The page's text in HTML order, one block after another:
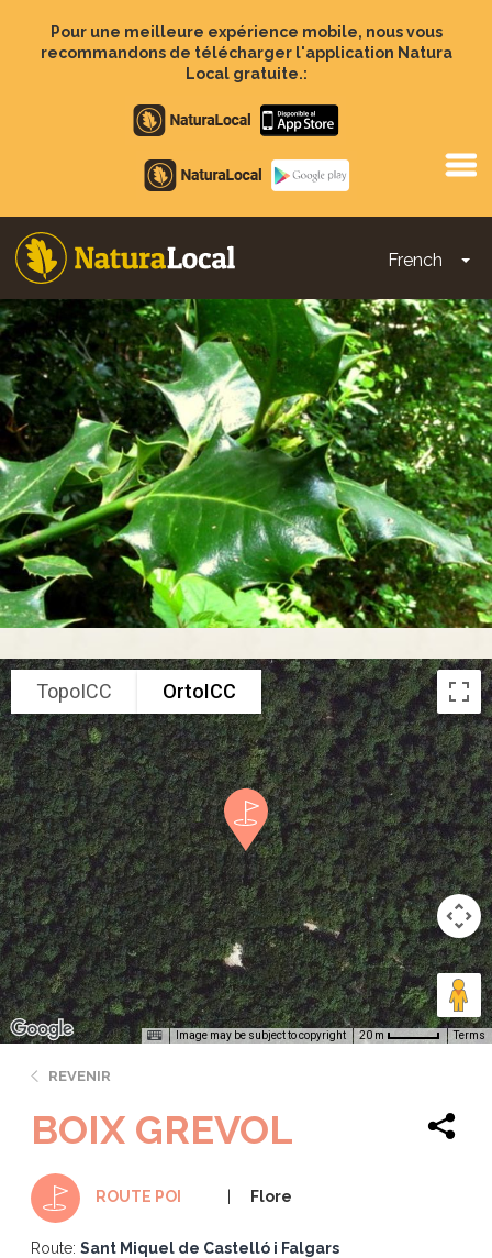
contenu
Pour une meilleure expérience mobile, nous vous
recommandons de télécharger l'application Natura
Local gratuite.:
Apple
store
Google
Play
French
Main
navigation
TopoICC OrtoICC
Image may be subject to copyright 20 m Terms
REVENIR
BOIX GREVOL
ROUTE POI Flore
Route: Sant Miquel de Castelló i Falgars